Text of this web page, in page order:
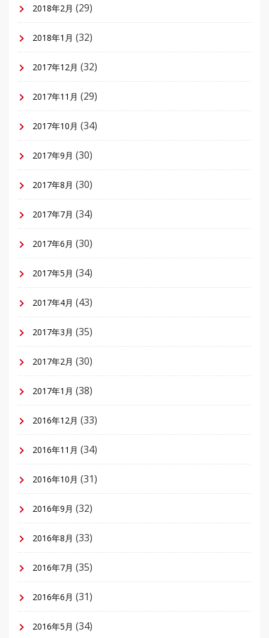
2018年2月 (29)
2018年1月 (32)
2017年12月 (32)
2017年11月 (29)
2017年10月 (34)
2017年9月 (30)
2017年8月 (30)
2017年7月 (34)
2017年6月 (30)
2017年5月 (34)
2017年4月 (43)
2017年3月 (35)
2017年2月 (30)
2017年1月 (38)
2016年12月 (33)
2016年11月 (34)
2016年10月 (31)
2016年9月 (32)
2016年8月 (33)
2016年7月 (35)
2016年6月 (31)
2016年5月 (34)